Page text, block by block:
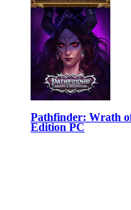
Pathfinder: Wrath
Edition PC